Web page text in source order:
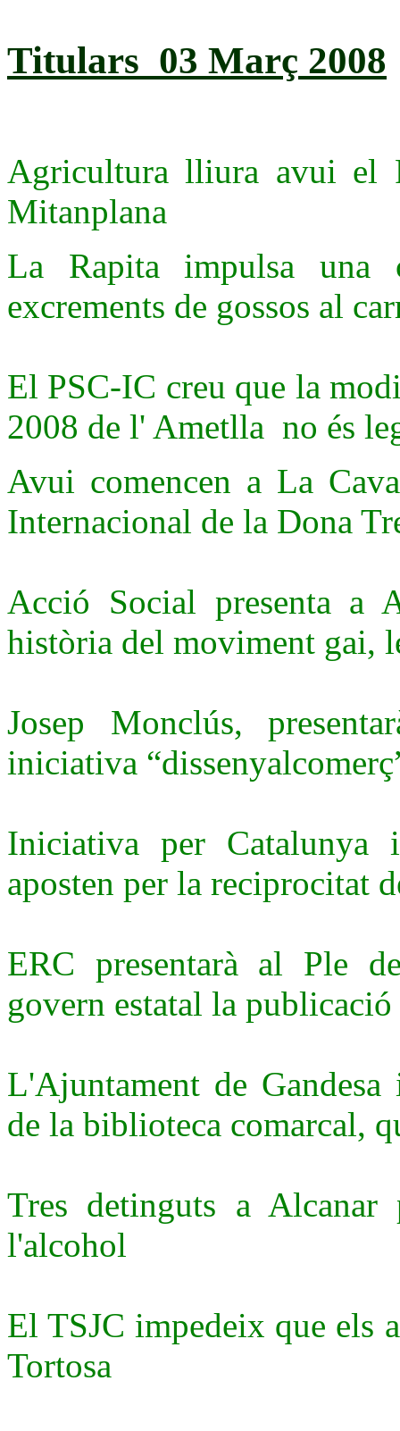
Titulars 03 Març 2008
Agricultura lliura avui el
Mitanplana
La Rapita impulsa una
excrements de gossos al
El PSC-IC creu que la
2008 de l' Ametlla no és
Avui comencen a La
Internacional de la Dona
Acció Social presenta a
història del moviment gai,
Josep Monclús,
iniciativa
Iniciativa per Catalunya
aposten per la reciprocitat
ERC presentarà al Ple
govern estatal la
L'Ajuntament de
de la biblioteca comarcal,
Tres detinguts a
l'alcohol
El TSJC impedeix que els
Tortosa